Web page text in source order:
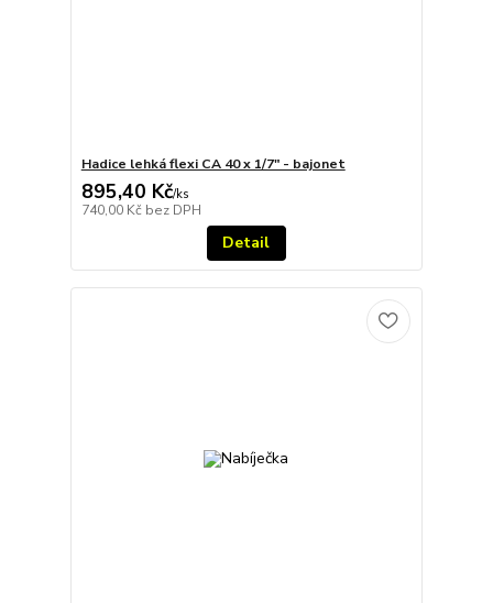
Hadice lehká flexi CA 40 x 1/7" - bajonet
895,40 Kč/ks
740,00 Kč bez DPH
Detail